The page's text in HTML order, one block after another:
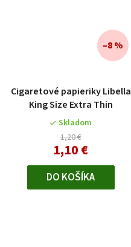
Cigaretové papieriky Libella
King Size Extra Thin
Skladom
1,20 €
1,10 €
–8 %
DO KOŠÍKA